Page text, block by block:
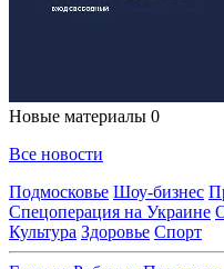
Новые материалы 0
Все новости
Подмосковье Шоу-бизнес
Спецоперация на Украине
Культура Здоровье Спорт